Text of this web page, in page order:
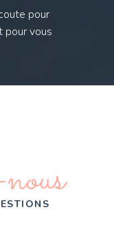
pour
pour vous